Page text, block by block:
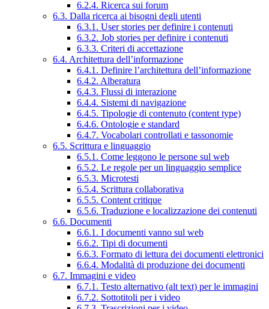
6.2.4. Ricerca sui forum
6.3. Dalla ricerca ai bisogni degli utenti
6.3.1. User stories per definire i contenuti
6.3.2. Job stories per definire i contenuti
6.3.3. Criteri di accettazione
6.4. Architettura dell’informazione
6.4.1. Definire l’architettura dell’informazione
6.4.2. Alberatura
6.4.3. Flussi di interazione
6.4.4. Sistemi di navigazione
6.4.5. Tipologie di contenuto (content type)
6.4.6. Ontologie e standard
6.4.7. Vocabolari controllati e tassonomie
6.5. Scrittura e linguaggio
6.5.1. Come leggono le persone sul web
6.5.2. Le regole per un linguaggio semplice
6.5.3. Microtesti
6.5.4. Scrittura collaborativa
6.5.5. Content critique
6.5.6. Traduzione e localizzazione dei contenuti
6.6. Documenti
6.6.1. I documenti vanno sul web
6.6.2. Tipi di documenti
6.6.3. Formato di lettura dei documenti elettronici
6.6.4. Modalità di produzione dei documenti
6.7. Immagini e video
6.7.1. Testo alternativo (alt text) per le immagini
6.7.2. Sottotitoli per i video